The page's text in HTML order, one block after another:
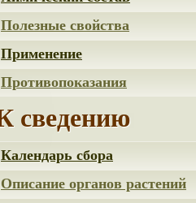
Полезные свойства
Применение
Противопоказания
сведению
Календарь сбора
Описание органов растений